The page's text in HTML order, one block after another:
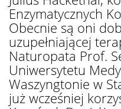
Enzymatycznych
Obecnie są oni
uzupełniającej
Naturopata Prof.
Uniwersytetu
Waszyngtonie w
już wcześniej